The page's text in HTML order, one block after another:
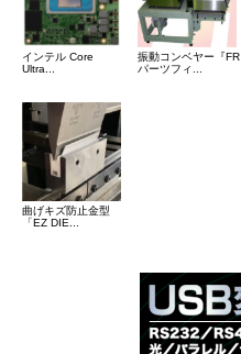
インテル Core
Ultra...
振動コンベヤー『FR
パーツフィ...
曲げキズ防止金型
「EZ DIE...